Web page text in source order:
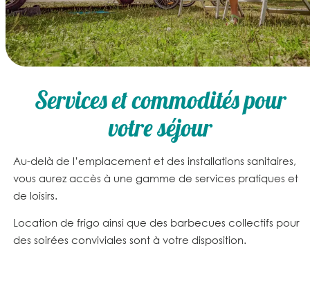
Services et commodités pour
votre séjour
Au-delà de l’emplacement et des installations sanitaires,
vous aurez accès à unegamme de services pratiques et
de loisirs.
Location de frigo ainsi que des barbecues collectifs pour
des soirées conviviales sont à votre disposition.